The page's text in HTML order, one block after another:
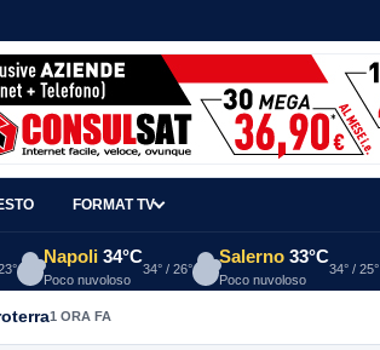
FORMAT TV
Napoli 34°C
Poco nuvoloso
34° / 26°
Salerno 33°C
Poco nuvoloso
34° / 25°
1 ORA FA